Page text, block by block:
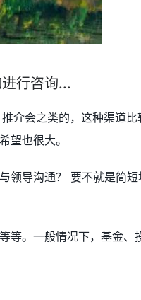
行咨询...
介会之类的，这种渠道比
望也很大。
领导沟通？ 要不就是简短
等。一般情况下，基金、